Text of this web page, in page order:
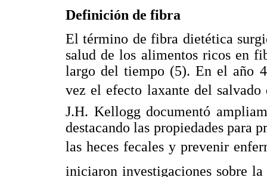
Definición de fibra
El término de fibra dietética
salud de los alimentos ricos en
largo del tiempo (5). En el año
vez el efecto laxante del salvado
J.H. Kellogg documentó
destacando las propiedades para
las heces fecales y prevenir
iniciaron investigaciones sobre